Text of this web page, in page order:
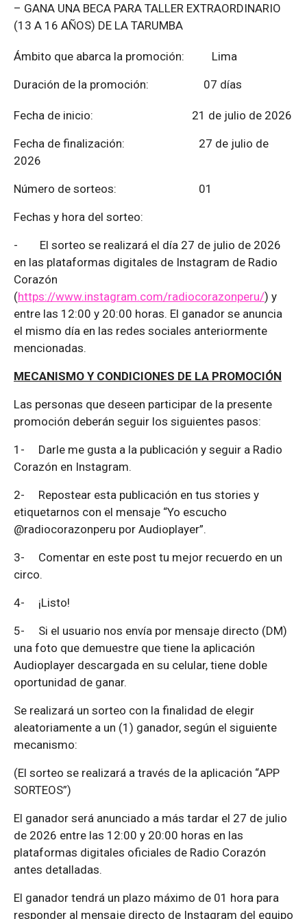
– GANA UNA BECA PARA TALLER EXTRAORDINARIO
(13 A 16 AÑOS) DE LA TARUMBA
Ámbito que abarca la promoción: Lima
Duración de la promoción: 07 días
Fecha de inicio: 21 de julio de 2026
Fecha de finalización:
27 de julio de
2026
Número de sorteos: 01
Fechas y hora del sorteo:
- El sorteo se realizará el día 27 de julio de 2026
en las plataformas digitales de Instagram de Radio
Corazón
(https://www.instagram.com/radiocorazonperu/) y
entre las 12:00 y 20:00 horas. El ganador se anuncia
el mismo día en las redes sociales anteriormente
mencionadas.
MECANISMO Y CONDICIONES DE LA PROMOCIÓN
Las personas que deseen participar de la presente
promoción deberán seguir los siguientes pasos:
1- Darle me gusta a la publicación y seguir a Radio
Corazón en Instagram.
2- Repostear esta publicación en tus stories y
etiquetarnos con el mensaje “Yo escucho
@radiocorazonperu por Audioplayer”.
3- Comentar en este post tu mejor recuerdo en un
circo.
4- ¡Listo!
5- Si el usuario nos envía por mensaje directo (DM)
una foto que demuestre que tiene la aplicación
Audioplayer descargada en su celular, tiene doble
oportunidad de ganar.
Se realizará un sorteo con la finalidad de elegir
aleatoriamente a un (1) ganador, según el siguiente
mecanismo:
(El sorteo se realizará a través de la aplicación “APP
SORTEOS”)
El ganador será anunciado a más tardar el 27 de julio
de 2026 entre las 12:00 y 20:00 horas en las
plataformas digitales oficiales de Radio Corazón
antes detalladas.
El ganador tendrá un plazo máximo de 01 hora para
responder al mensaje directo de Instagram del equipo